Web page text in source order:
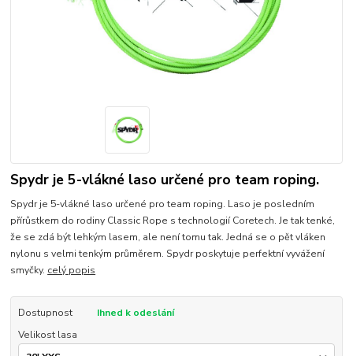
Spydr je 5-vlákné laso určené pro team roping.
Spydr je 5-vlákné laso určené pro team roping. Laso je posledním
přírůstkem do rodiny Classic Rope s technologií Coretech. Je tak tenké,
že se zdá být lehkým lasem, ale není tomu tak. Jedná se o pět vláken
nylonu s velmi tenkým průměrem. Spydr poskytuje perfektní vyvážení
smyčky. celý popis
Dostupnost
Ihned k odeslání
Velikost lasa